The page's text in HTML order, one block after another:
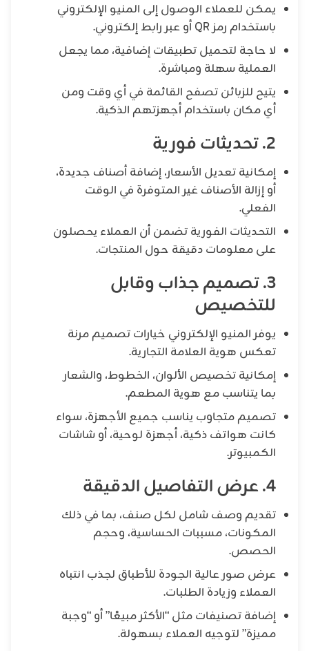
يمكن للعملاء الوصول إلى المنيو الإلكتروني
باستخدام رمز QR أو عبر رابط إلكتروني.
لا حاجة لتحميل تطبيقات إضافية، مما يجعل
العملية سهلة ومباشرة.
يتيح للزبائن تصفح القائمة في أي وقت ومن
أي مكان باستخدام أجهزتهم الذكية.
2. تحديثات فورية
إمكانية تعديل الأسعار، إضافة أصناف جديدة،
أو إزالة الأصناف غير المتوفرة في الوقت
الفعلي.
التحديثات الفورية تضمن أن العملاء يحصلون
على معلومات دقيقة حول المنتجات.
3. تصميم جذاب وقابل
للتخصيص
يوفر المنيو الإلكتروني خيارات تصميم مرنة
تعكس هوية العلامة التجارية.
إمكانية تخصيص الألوان، الخطوط، والشعار
بما يتناسب مع هوية المطعم.
تصميم متجاوب يناسب جميع الأجهزة، سواء
كانت هواتف ذكية، أجهزة لوحية، أو شاشات
الكمبيوتر.
4. عرض التفاصيل الدقيقة
تقديم وصف شامل لكل صنف، بما في ذلك
المكونات، مسببات الحساسية، وحجم
الحصص.
عرض صور عالية الجودة للأطباق لجذب انتباه
العملاء وزيادة الطلبات.
إضافة تصنيفات مثل “الأكثر مبيعًا” أو “وجبة
مميزة” لتوجيه العملاء بسهولة.